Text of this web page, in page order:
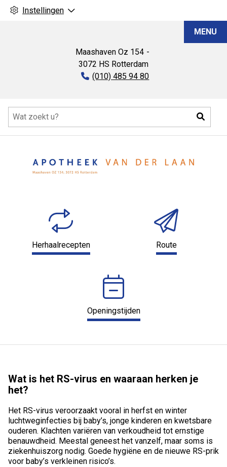
Instellingen
Maashaven Oz 154
3072 HS Rotterdam
Tel:
(010) 485 94 80
MENU
Herhaalrecepten Route
Openingstijden
Wat is het RS-virus en waaraan herken je
het?
Het RS-virus veroorzaakt vooral in herfst en winter
luchtweginfecties bij baby’s, jonge kinderen en kwetsbare
ouderen. Klachten variëren van verkoudheid tot ernstige
benauwdheid. Meestal geneest het vanzelf, maar soms is
ziekenhuiszorg nodig. Goede hygiëne en de nieuwe RS-prik
voor baby’s verkleinen risico’s.